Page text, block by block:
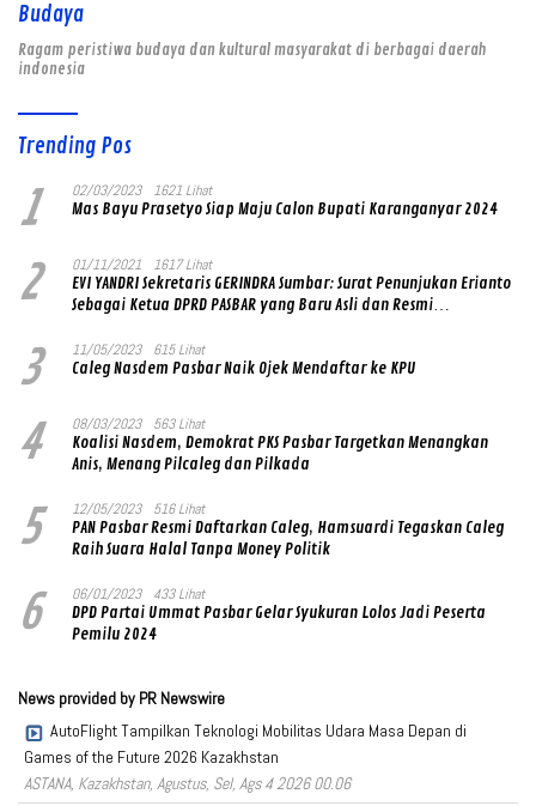
Budaya
Ragam peristiwa budaya dan kultural masyarakat di berbagai daerah
indonesia
Trending Pos
1 02/03/2023 1621 Lihat
Mas Bayu Prasetyo Siap Maju Calon Bupati Karanganyar 2024
2 01/11/2021 1617 Lihat
EVI YANDRI Sekretaris GERINDRA Sumbar: Surat Penunjukan Erianto
Sebagai Ketua DPRD PASBAR yang Baru Asli dan Resmi
3 11/05/2023 615 Lihat
Caleg Nasdem Pasbar Naik Ojek Mendaftar ke KPU
4 08/03/2023 563 Lihat
Koalisi Nasdem, Demokrat PKS Pasbar Targetkan Menangkan
Anis, Menang Pilcaleg dan Pilkada
5 12/05/2023 516 Lihat
PAN Pasbar Resmi Daftarkan Caleg, Hamsuardi Tegaskan Caleg
Raih Suara Halal Tanpa Money Politik
6 06/01/2023 433 Lihat
DPD Partai Ummat Pasbar Gelar Syukuran Lolos Jadi Peserta
Pemilu 2024
News provided by PR Newswire
AutoFlight Tampilkan Teknologi Mobilitas Udara Masa Depan di
Games of the Future 2026 Kazakhstan
ASTANA, Kazakhstan, Agustus, Sel, Ags 4 2026 00.06